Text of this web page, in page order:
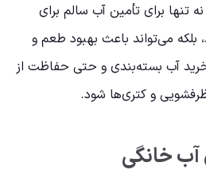
تنها برای تأمین آب سالم برای
می‌تواند باعث بهبود طعم و
آب بسته‌بندی و حتی حفاظت از
و کتری‌ها شود.